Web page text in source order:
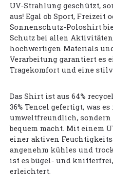
UV-Strahlung geschützt,
aus! Egal ob Sport, Freizeit
Sonnenschutz-Poloshirt
Schutz bei allen
hochwertigen Materials
Verarbeitung garantiert es
Tragekomfort und eine
Das Shirt ist aus 64%
36% Tencel gefertigt, was
umweltfreundlich, sondern
bequem macht. Mit einem
einer aktiven
angenehm kühles und
ist es bügel- und
erleichtert.